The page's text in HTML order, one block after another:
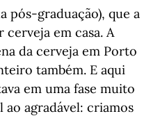
pós-graduação), que a
em casa. A
da cerveja em Porto
também. E aqui
em uma fase muito
agradável: criamos